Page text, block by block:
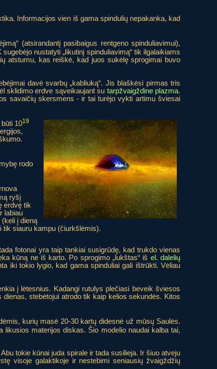
Informacijos vien iš gama spindulių nepakanka, kad
(atsirandantį pasibaigus rentgeno spinduliavimui),
nustatyti „likutinį spinduliavimą“ tik ilgalaikiams
atstumu, kas reiškė, kad juos sukėlę sprogimai buvo
davė svarbų „kabliuką“. Jis blaškėsi pirmas tris
sklidimo erdve sąveikaujant su tarpžvaigždine plazma.
savaičių skersmens - ir tai turėjo vykti artimu šviesai
1019
rodo
ryšį
erdvę tik
labiau
į dieną
tik siauru kampu (čiurkšlėmis).
fotonai yra taip tankiai susigrūdę, kad trukdo vienas
kūną ne iš karto. Po sprogimo „lukštas“ iš el. dalelių
iki tokio lygio, kad gama spinduliai gali ištrūkti. Vėliau
į lėtesnius. Kadangi rutulys plečiasi beveik šviesos
stebėtojui atrodo tik kaip kelios sekundės. Kitos
kurių masė 20-30 kartų didesnė už mūsų Saulės.
likusios materijos diskas. Šio modelio naudai kalba tai,
tokie kūnai juda spirale ir tada susilieja. Ir šiuo atveju
visoje galaktikoje ir nestebimi seniausių žvaigždžių